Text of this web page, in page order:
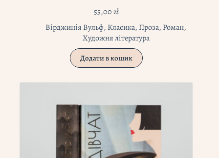
55,00zł
Вірджинія Вульф, Класика, Проза, Роман,
Художня література
Додати в кошик